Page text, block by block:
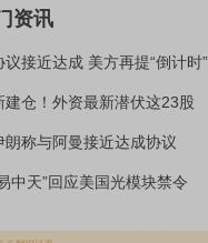
资讯
议接近达成 美方再提“倒计时”
建仓！外资最新潜伏这23股
朗称与阿曼接近达成协议
中天”回应美国光模块禁令